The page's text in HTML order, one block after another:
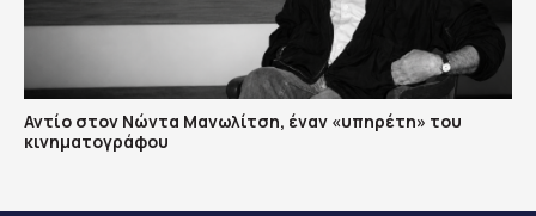
Αντίο στον Νώντα Μανωλίτση, έναν «υπηρέτη» του
κινηματογράφου